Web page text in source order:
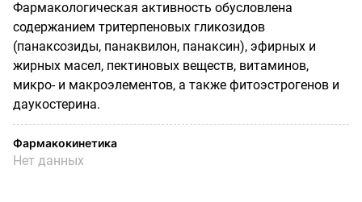
Фармакологическая активность обусловлена
содержанием тритерпеновых гликозидов
(панаксозиды, панаквилон, панаксин), эфирных и
жирных масел, пектиновых веществ, витаминов,
микро- и макроэлементов, а также фитоэстрогенов и
даукостерина.
Фармакокинетика
Нет данных